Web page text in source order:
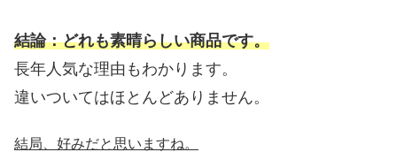
結論：どれも素晴らしい商品です。
長年人気な理由もわかります。
違いついてはほとんどありません。
結局、好みだと思いますね。